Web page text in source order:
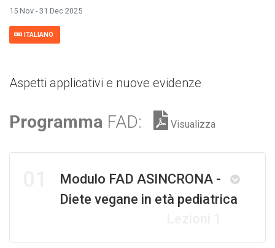
15 Nov - 31 Dec 2025
ITALIANO
Aspetti applicativi e nuove evidenze
Programma FAD: Visualizza
Modulo FAD ASINCRONA -
Diete vegane in età pediatrica